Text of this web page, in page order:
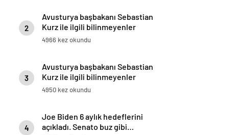
2
Avusturya başbakanı Sebastian
Kurz ile ilgili bilinmeyenler
4966 kez okundu
3
Avusturya başbakanı Sebastian
Kurz ile ilgili bilinmeyenler
4950 kez okundu
4
Joe Biden 6 aylık hedeflerini
açıkladı. Senato buz gibi…